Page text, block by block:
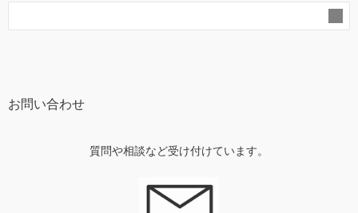
お問い合わせ
質問や相談など受け付けています。